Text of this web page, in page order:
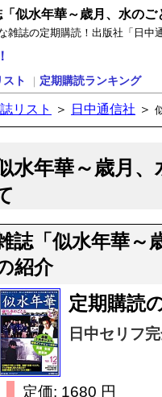
似水年華～歳月、水のご
雑誌の定期購読！出版社「日中
スト 定期購読ランキング
リスト ＞ 日中通信社 ＞
水年華～歳月
誌「似水年華～
紹介
定期購読
日中セリフ
定価: 1680 円